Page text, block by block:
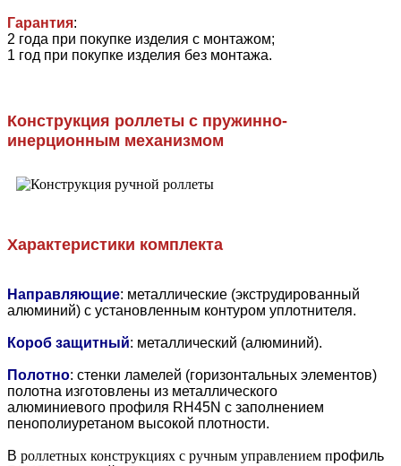
Гарантия:
2 года при покупке изделия с монтажом;
1 год при покупке изделия без монтажа.
Конструкция роллеты с пружинно-
инерционным механизмом
Характеристики комплекта
Направляющие: металлические (экструдированный
алюминий) с установленным контуром уплотнителя.
Короб защитный: металлический (алюминий).
Полотно: стенки ламелей (горизонтальных элементов)
полотна изготовлены из металлического
алюминиевого профиля RH45N с заполнением
пенополиуретаном высокой плотности.
В роллетных конструкциях с ручным управлением профиль